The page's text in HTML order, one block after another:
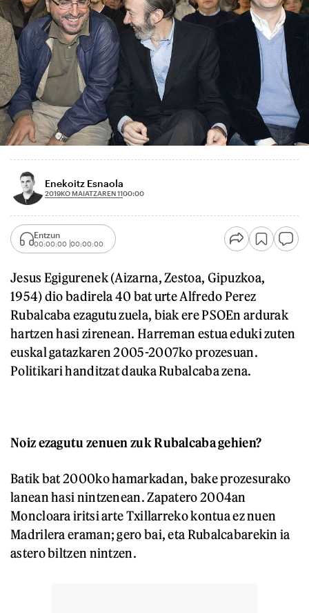
Enekoitz Esnaola
2019KO MAIATZAREN 1100:00
Entzun
00:00:00 00:00:00
Jesus Egigurenek (Aizarna, Zestoa, Gipuzkoa,
1954) dio badirela 40 bat urte Alfredo Perez
Rubalcaba ezagutu zuela, biak ere PSOEn ardurak
hartzen hasi zirenean. Harreman estua eduki zuten
euskal gatazkaren 2005-2007ko prozesuan.
Politikari handitzat dauka Rubalcaba zena.
Noiz ezagutu zenuen zuk Rubalcaba gehien?
Batik bat 2000ko hamarkadan, bake prozesurako
lanean hasi nintzenean. Zapatero 2004an
Moncloara iritsi arte Txillarreko kontua ez nuen
Madrilera eraman; gero bai, eta Rubalcabarekin ia
astero biltzen nintzen.